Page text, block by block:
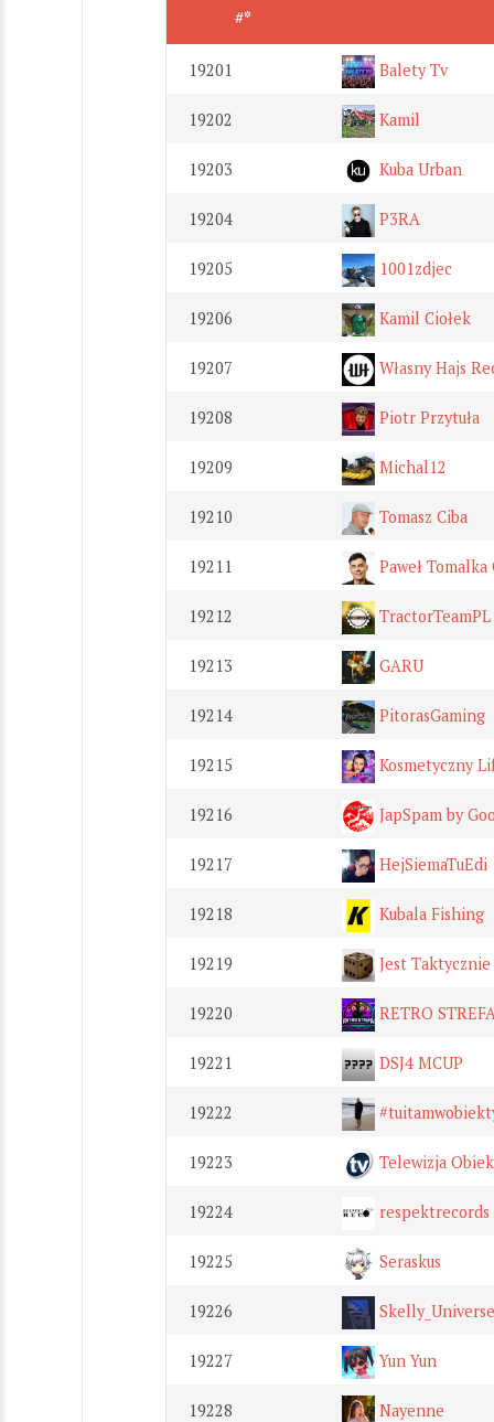
#*
19201 Balety Tv
19202 Kamil
19203 Kuba Urban
19204 P3RA
19205 1001zdjec
19206 Kamil Ciołek
19207 Własny Hajs
19208 Piotr Przytuła
19209 Michal12
19210 Tomasz Ciba
19211 Paweł
19212 TractorTeamPL
19213 GARU
19214 PitorasGaming
19215 Kosmetyczny
19216 JapSpam by
19217 HejSiemaTuEdi
19218 Kubala Fishing
19219 Jest Taktycznie
19220 RETRO
19221 DSJ4 MCUP
19222
19223 Telewizja
19224 respektrecords
19225 Seraskus
19226 Skelly_Universe
19227 Yun Yun
19228 Nayenne